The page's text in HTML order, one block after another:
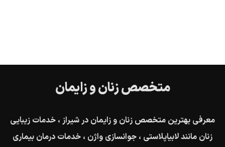
متخصص زنان و زایمان
معرفی بهترین متخصص زنان و زایمان در شیراز ، خدمات زیبایی
زنان مانند لابیاپلاستی ، جوانسازی واژن ، خدمات درمان بیماری